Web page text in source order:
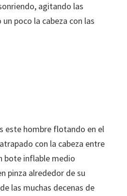
agitando las
poco la cabeza con las
este hombre flotando en el
con la cabeza entre
bote inflable medio
pinza alrededor de su
las muchas decenas de